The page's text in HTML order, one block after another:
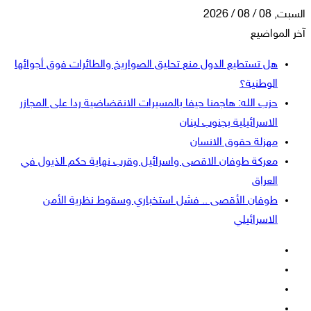
السبت, 08 / 08 / 2026
آخر المواضيع
هل تستطيع الدول منع تحليق الصواريخ والطائرات فوق أجوائها
الوطنية؟
حزب الله: هاجمنا حيفا بالمسيرات الانقضاضية ردا على المجازر
الاسرائيلية بجنوب لبنان
مهزلة حقوق الانسان
معركة طوفان الاقصى واسرائيل وقرب نهاية حكم الذيول في
العراق
طوفان الأقصى .. فشل استخباري وسقوط نظرية الأمن
الاسرائيلي